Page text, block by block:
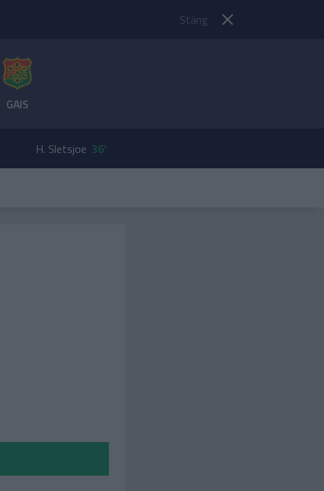
Stäng
GAIS
H. Sletsjoe 36'